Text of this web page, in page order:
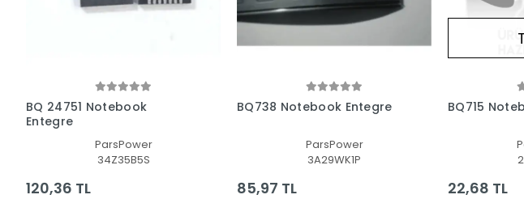
BQ 24751 Notebook
Entegre
ParsPower
34Z35B5S
120,36 TL
BQ738 Notebook Entegre
ParsPower
3A29WK1P
85,97 TL
BQ715
22,68 TL